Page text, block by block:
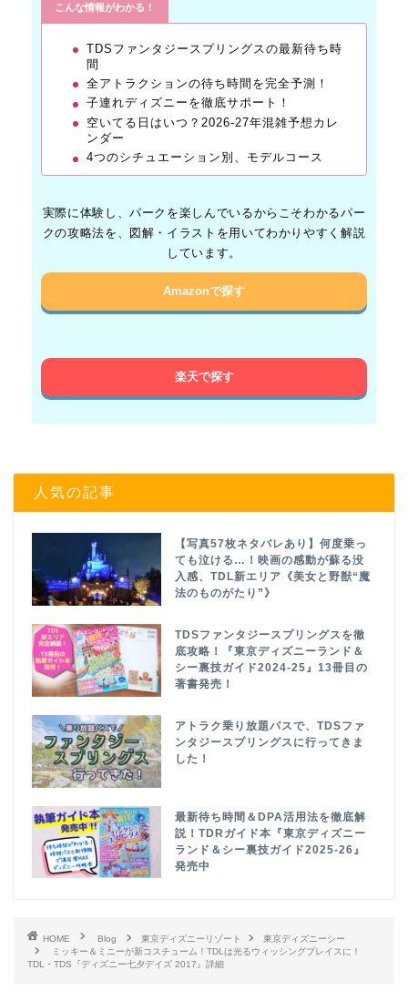
こんな情報がわかる！
TDSファンタジースプリングスの最新待ち時
間
全アトラクションの待ち時間を完全予測！
子連れディズニーを徹底サポート！
空いてる日はいつ？2026-27年混雑予想カレ
ンダー
4つのシチュエーション別、モデルコース
実際に体験し、パークを楽しんでいるからこそわかるパー
クの攻略法を、図解・イラストを用いてわかりやすく解説
しています。
Amazonで探す
楽天で探す
人気の記事
【写真57枚ネタバレあり】何度乗っ
ても泣ける…！映画の感動が蘇る没
入感、TDL新エリア《美女と野獣“魔
法のものがたり”》
TDSファンタジースプリングスを徹
底攻略！『東京ディズニーランド＆
シー裏技ガイド2024-25』13冊目の
著書発売！
アトラク乗り放題パスで、TDSファ
ンタジースプリングスに行ってきま
した！
最新待ち時間＆DPA活用法を徹底解
説！TDRガイド本『東京ディズニー
ランド＆シー裏技ガイド2025-26』
発売中
HOME Blog 東京ディズニーリゾート
東京ディズニーシー
ミッキー＆ミニーが新コスチューム！TDLは光るウィッシングプレイスに！
TDL・TDS『ディズニー七夕デイズ 2017』詳細